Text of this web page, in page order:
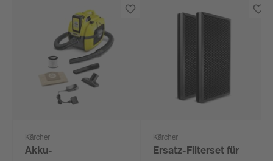
Kärcher
Akku-
Kärcher
Ersatz-Filterset für